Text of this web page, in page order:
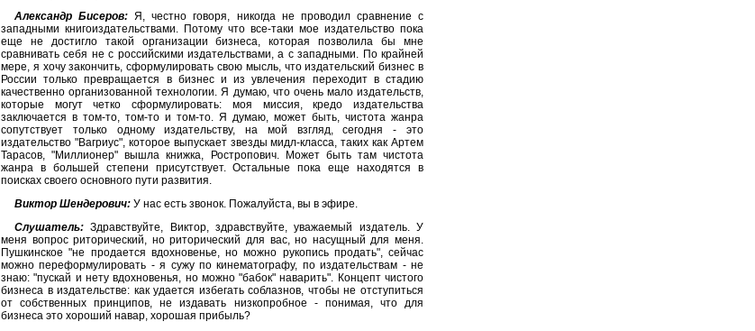
Александр Бисеров: Я, честно говоря, никогда не проводил сравнение с
западными книгоиздательствами. Потому что все-таки мое издательство пока
еще не достигло такой организации бизнеса, которая позволила бы мне
сравнивать себя не с российскими издательствами, а с западными. По крайней
мере, я хочу закончить, сформулировать свою мысль, что издательский бизнес в
России только превращается в бизнес и из увлечения переходит в стадию
качественно организованной технологии. Я думаю, что очень мало издательств,
которые могут четко сформулировать: моя миссия, кредо издательства
заключается в том-то, том-то и том-то. Я думаю, может быть, чистота жанра
сопутствует только одному издательству, на мой взгляд, сегодня - это
издательство "Вагриус", которое выпускает звезды мидл-класса, таких как Артем
Тарасов, "Миллионер" вышла книжка, Ростропович. Может быть там чистота
жанра в большей степени присутствует. Остальные пока еще находятся в
поисках своего основного пути развития.
Виктор Шендерович: У нас есть звонок. Пожалуйста, вы в эфире.
Слушатель: Здравствуйте, Виктор, здравствуйте, уважаемый издатель. У
меня вопрос риторический, но риторический для вас, но насущный для меня.
Пушкинское "не продается вдохновенье, но можно рукопись продать", сейчас
можно переформулировать - я сужу по кинематографу, по издательствам - не
знаю: "пускай и нету вдохновенья, но можно "бабок" наварить". Концепт чистого
бизнеса в издательстве: как удается избегать соблазнов, чтобы не отступиться
от собственных принципов, не издавать низкопробное - понимая, что для
бизнеса это хороший навар, хорошая прибыль?